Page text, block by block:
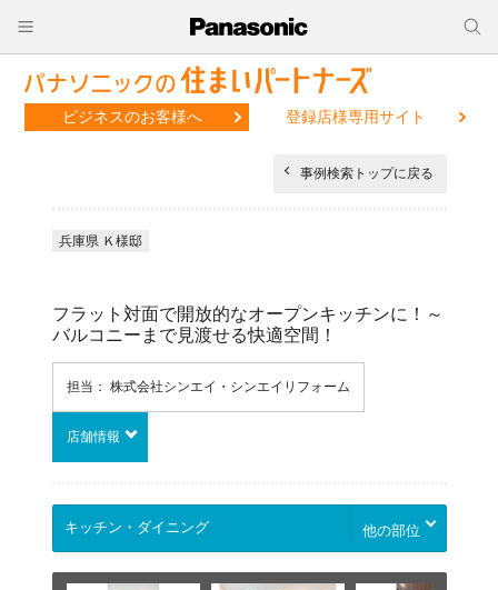
ビジネスのお客様へ 登録店様専用サイト
事例検索トップに戻る
兵庫県 Ｋ様邸
フラット対面で開放的なオープンキッチンに！～
バルコニーまで見渡せる快適空間！
担当： 株式会社シンエイ・シンエイリフォーム
店舗情報
他の部位